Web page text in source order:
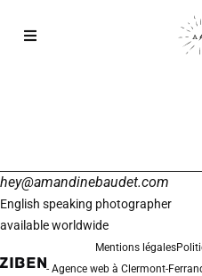
AUTO
hey@amandinebaudet.com
English speaking photographer
available worldwide
Mentions légales
- Agence web à Clermont-